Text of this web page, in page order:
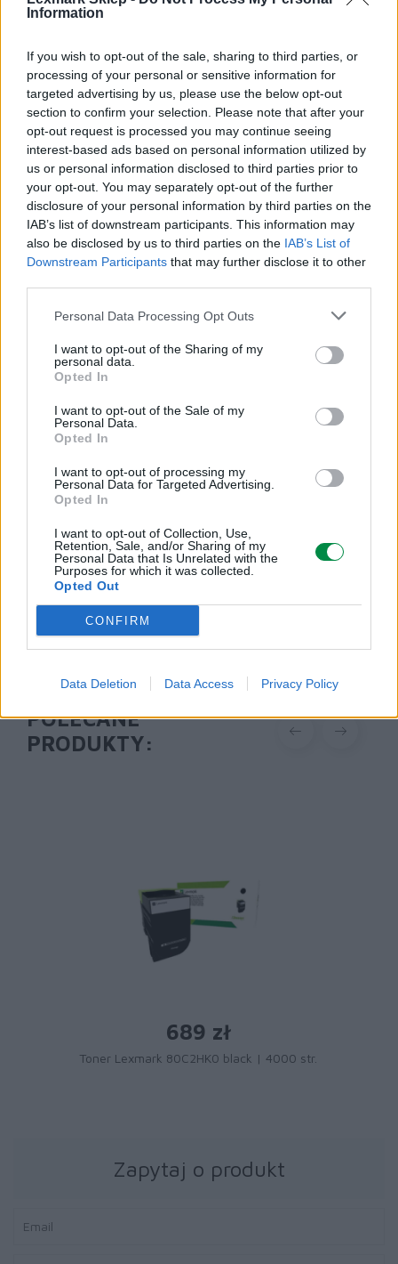
Information
If you wish to opt-out of the sale, sharing to third parties, or
processing of your personal or sensitive information for
targeted advertising by us, please use the below opt-out
section to confirm your selection. Please note that after your
opt-out request is processed you may continue seeing
interest-based ads based on personal information utilized by
us or personal information disclosed to third parties prior to
your opt-out. You may separately opt-out of the further
disclosure of your personal information by third parties on the
IAB’s list of downstream participants. This information may
also be disclosed by us to third parties on the IAB’s List of
Downstream Participants that may further disclose it to other
Personal Data Processing Opt Outs
I want to opt-out of the Sharing of my
personal data.
Opted In
I want to opt-out of the Sale of my
Personal Data.
Opted In
I want to opt-out of processing my
Personal Data for Targeted Advertising.
Opted In
I want to opt-out of Collection, Use,
Retention, Sale, and/or Sharing of my
Personal Data that Is Unrelated with the
Purposes for which it was collected.
Opted Out
CONFIRM
Data Deletion Data Access Privacy Policy
Informacje handlowe
Kod producenta
C925H2CG
Dane producenta
Lexmark International Technology S.a.r.l.
ICC - Bloc A - 20
Route de Pre-Bois Case Postale 508 15
CH-1215 Geneve Szwajcaria
info_pl@lexmark.com
Podmiot odpowiedzialny
Lexmark International Polska Sp. z o.o.
ul. Wołoska 5
02-675 Warszawa
Pomoc techniczna
https://support.lexmark.com/pl_pl.html
POLECANE
PRODUKTY:
689 zł
Toner Lexmark 80C2HK0 black | 4000 str.
Zapytaj o produkt